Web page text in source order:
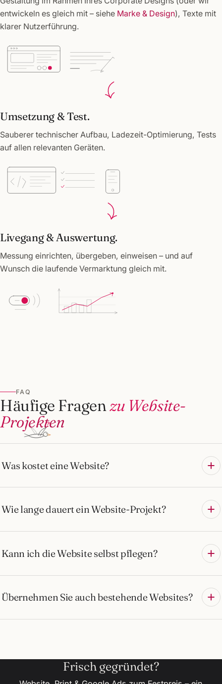
entwickeln es gleich mit – siehe Marke & Design), Texte mit
klarer Nutzerführung.
Umsetzung & Test.
Sauberer technischer Aufbau, Ladezeit-Optimierung, Tests
auf allen relevanten Geräten.
Livegang & Auswertung.
Messung einrichten, übergeben, einweisen – und auf
Wunsch die laufende Vermarktung gleich mit.
FAQ
Häufige Fragen zu Website-
Projekten
?
Was kostet eine Website?
Wie lange dauert ein Website-Projekt?
Kann ich die Website selbst pflegen?
Übernehmen Sie auch bestehende Websites?
Frisch gegründet?